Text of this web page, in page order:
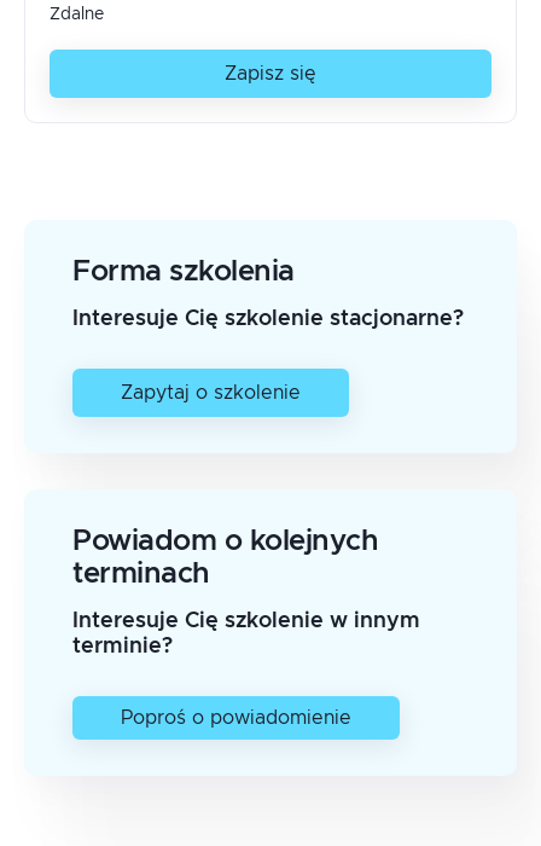
Zdalne
Zapisz się
Forma szkolenia
Interesuje Cię szkolenie stacjonarne?
Zapytaj o szkolenie
Powiadom o kolejnych
terminach
Interesuje Cię szkolenie w innym
terminie?
Poproś o powiadomienie